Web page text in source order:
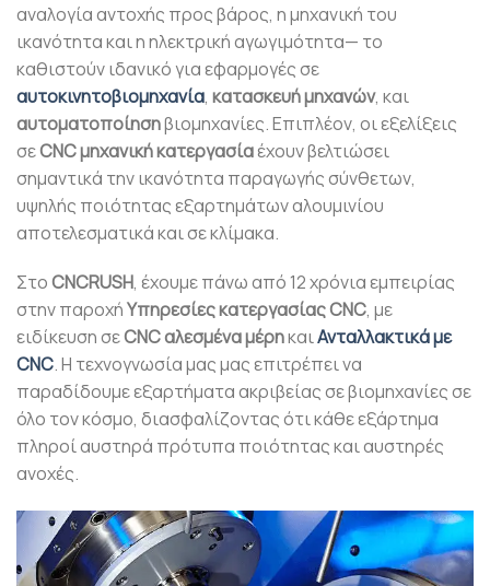
αναλογία αντοχής προς βάρος, η μηχανική του
ικανότητα και η ηλεκτρική αγωγιμότητα— το
καθιστούν ιδανικό για εφαρμογές σε
αυτοκινητοβιομηχανία, κατασκευή μηχανών, και
αυτοματοποίησηβιομηχανίες. Επιπλέον, οι εξελίξεις
σεCNC μηχανική κατεργασίαέχουν βελτιώσει
σημαντικά την ικανότητα παραγωγής σύνθετων,
υψηλής ποιότητας εξαρτημάτων αλουμινίου
αποτελεσματικά και σε κλίμακα.
ΣτοCNCRUSH, έχουμε πάνω από 12 χρόνια εμπειρίας
στην παροχήΥπηρεσίες κατεργασίας CNC, με
ειδίκευση σεCNC αλεσμένα μέρηκαιΑνταλλακτικά με
CNC. Η τεχνογνωσία μας μας επιτρέπει να
παραδίδουμε εξαρτήματα ακριβείας σε βιομηχανίες σε
όλο τον κόσμο, διασφαλίζοντας ότι κάθε εξάρτημα
πληροί αυστηρά πρότυπα ποιότητας και αυστηρές
ανοχές.